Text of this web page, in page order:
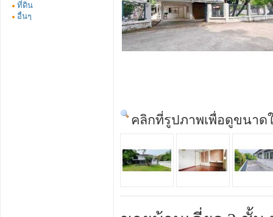
ที่ดิน
อื่นๆ
คลิกที่รูปภาพเพื่อดูขนาด